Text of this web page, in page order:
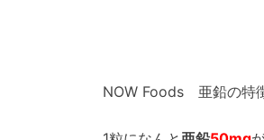
NOW Foods 亜鉛の特